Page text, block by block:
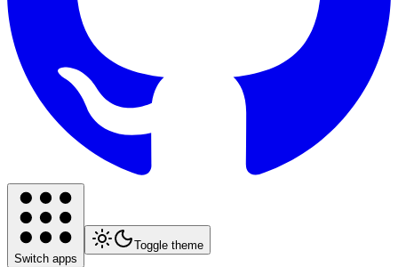
Switch apps
Toggle theme